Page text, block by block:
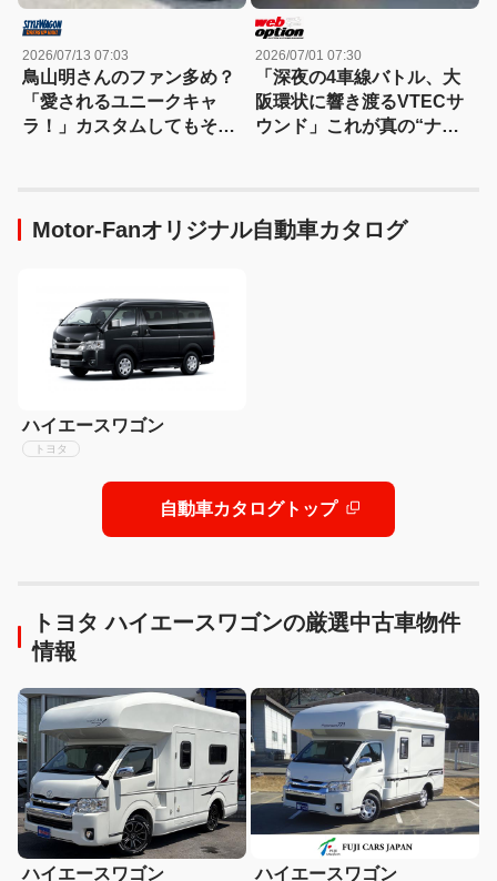
2026/07/13 07:03
鳥山明さんのファン多め？
「愛されるユニークキャ
ラ！」カスタムしてもその
2026/07/01 07:30
「深夜の4車線バトル、大
阪環状に響き渡るVTECサ
ウンド」これが真の“ナニ
Motor-Fanオリジナル自動車カタログ
ハイエースワゴン
トヨタ
自動車カタログトップ
トヨタ ハイエースワゴンの厳選中古車物件
情報
ハイエースワゴン ハイエースワゴン